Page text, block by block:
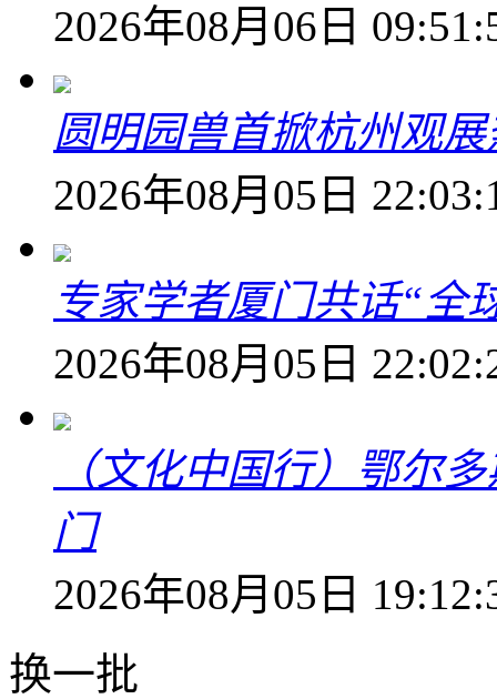
2026年08月06日
圆明园兽首掀杭州观
2026年08月05日
专家学者厦门共话“全
2026年08月05日
（文化中国行）鄂尔
门
2026年08月05日
换一批